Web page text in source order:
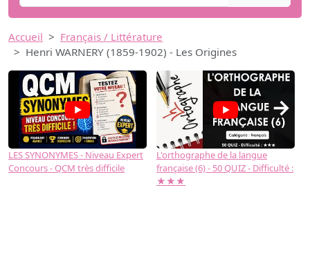
Accueil
Français / Littérature
Henri WARNERY (1859-1902) - Les Origines
LES SYNONYMES - Niveau Expert
Concours - QCM très difficile
L'orthographe de la langue
française (6) - 50 QUIZ - Difficulté :
★★★
→